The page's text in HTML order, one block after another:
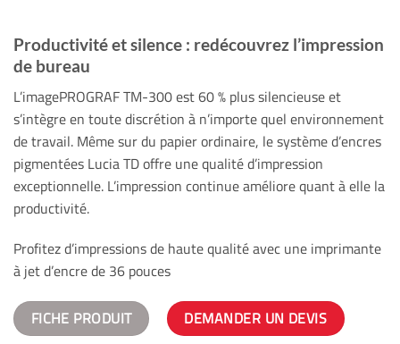
Productivité et silence : redécouvrez l’impression
de bureau
L’imagePROGRAF TM-300 est 60 % plus silencieuse et
s’intègre en toute discrétion à n’importe quel environnement
de travail. Même sur du papier ordinaire, le système d’encres
pigmentées Lucia TD offre une qualité d’impression
exceptionnelle. L’impression continue améliore quant à elle la
productivité.
Profitez d’impressions de haute qualité avec une imprimante
à jet d’encre de 36 pouces
FICHE PRODUIT DEMANDER UN DEVIS